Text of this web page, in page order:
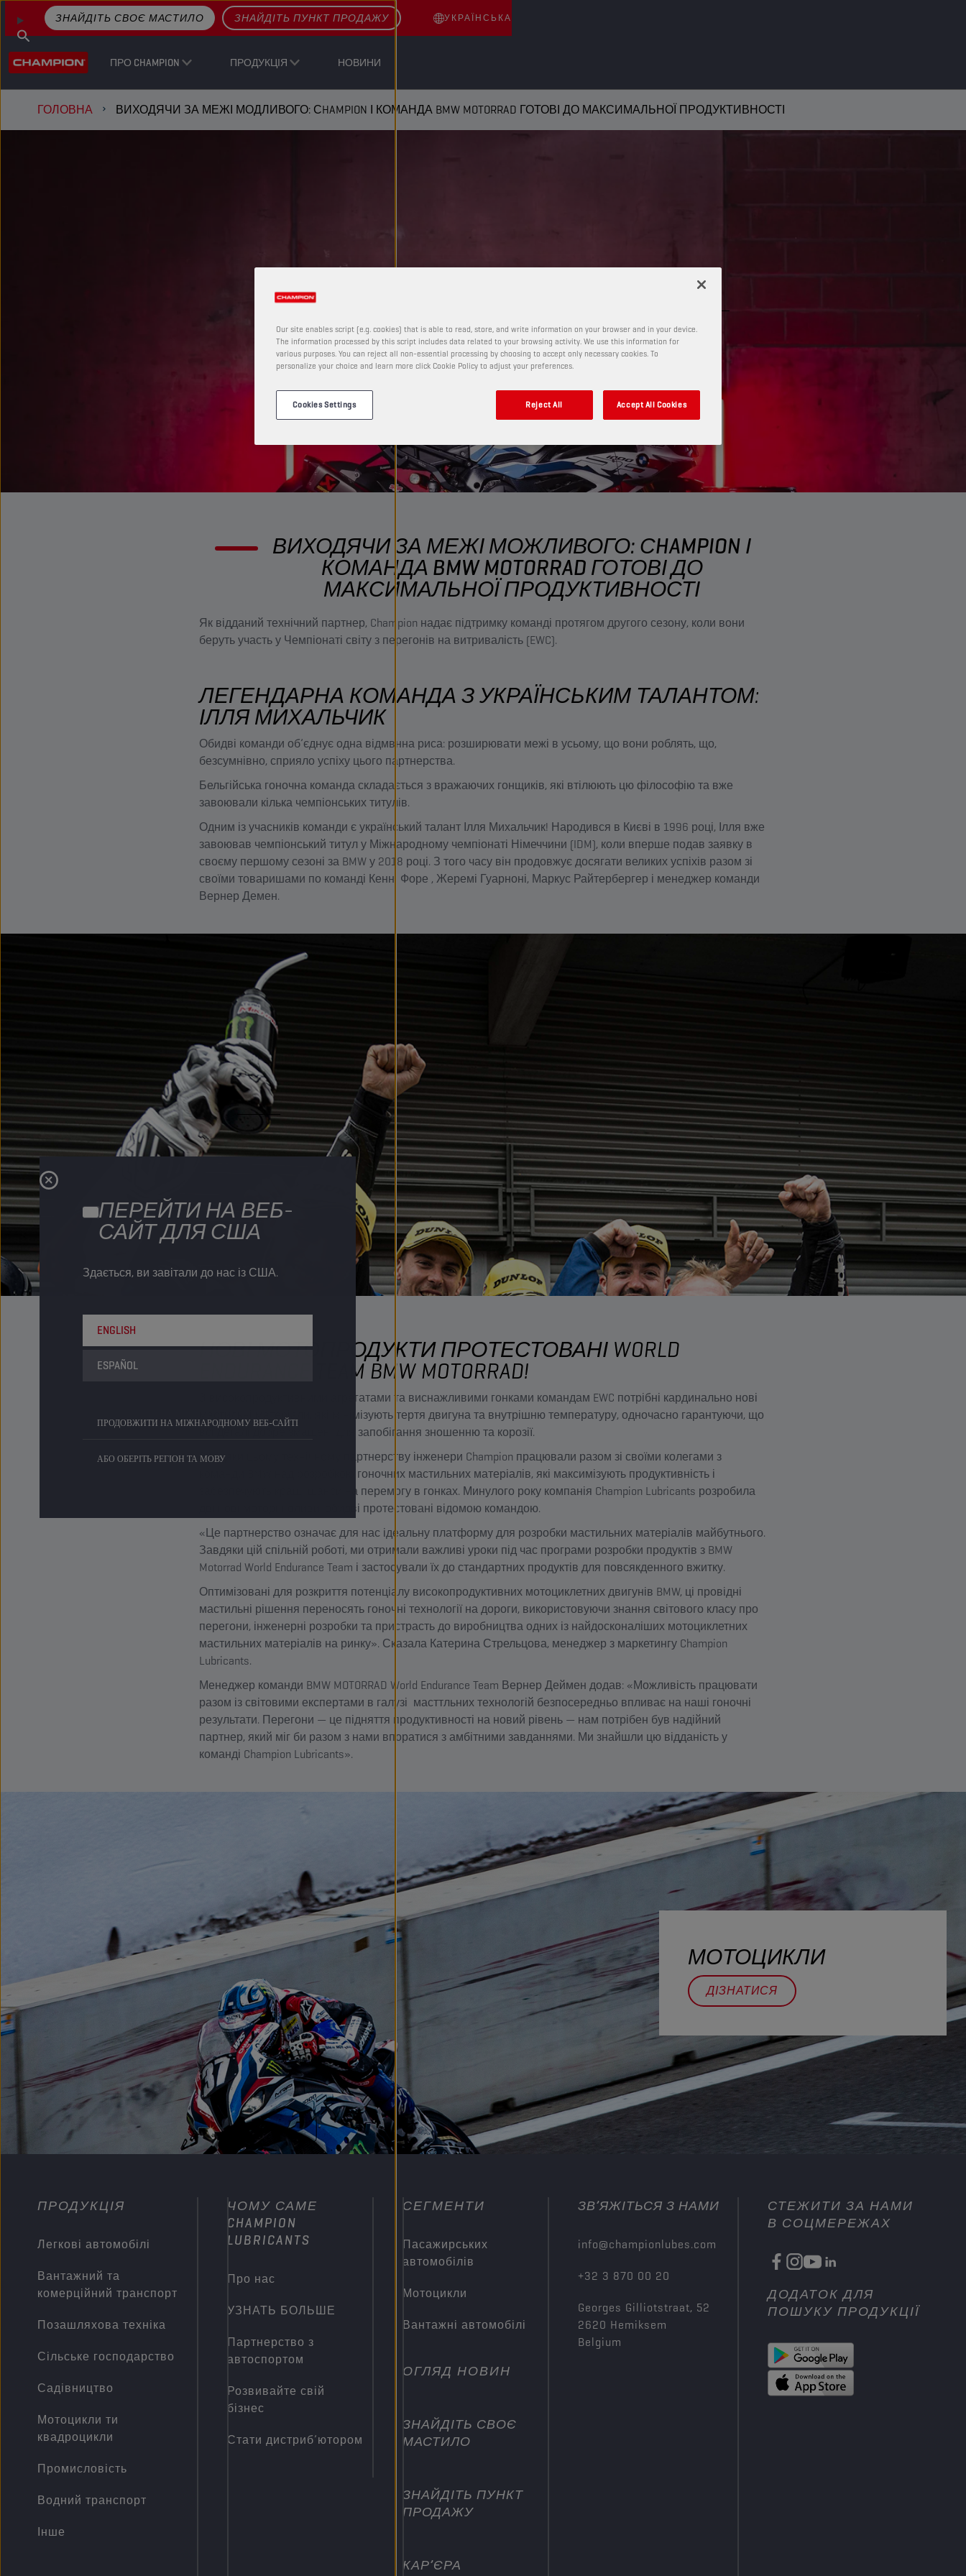
ПЕРЕЙТИ НА ВЕБ-
САЙТ ДЛЯ США
Здається, ви завітали до нас із США.
ENGLISH
ESPAÑOL
ПРОДОВЖИТИ НА МІЖНАРОДНОМУ ВЕБ-САЙТІ
АБО ОБЕРІТЬ РЕГІОН ТА МОВУ
ПРО CHAMPION ПРОДУКЦІЯ НОВИНИ
ЗНАЙДІТЬ СВОЄ МАСТИЛО ЗНАЙДІТЬ ПУНКТ ПРОДАЖУ УКРАЇНСЬКА
ГОЛОВНА ВИХОДЯЧИ ЗА МЕЖІ МОДЛИВОГО: СHAMPION І КОМАНДА BMW MOTORRAD ГОТОВІ ДО МАКСИМАЛЬНОЇ ПРОДУКТИВНОСТІ
ВИХОДЯЧИ ЗА МЕЖІ МОЖЛИВОГО: СHAMPION І
КОМАНДА BMW MOTORRAD ГОТОВІ ДО
МАКСИМАЛЬНОЇ ПРОДУКТИВНОСТІ
Як відданий технічний партнер, Champion надає підтримку команді протягом другого сезону, коли вони
беруть участь у Чемпіонаті світу з перегонів на витривалість (EWC).
ЛЕГЕНДАРНА КОМАНДА З УКРАЇНСЬКИМ ТАЛАНТОМ:
ІЛЛЯ МИХАЛЬЧИК
Обидві команди об’єднує одна відмвнна риса: розширювати межі в усьому, що вони роблять, що,
безсумнівно, сприяло успіху цього партнерства.
Бельгійська гоночна команда складається з вражаючих гонщиків, які втілюють цю філософію та вже
завоювали кілька чемпіонських титулів.
Одним із учасників команди є український талант Ілля Михальчик! Народився в Києві в 1996 році, Ілля вже
завоював чемпіонський титул у Міжнародному чемпіонаті Німеччини (IDM), коли вперше подав заявку в
своєму першому сезоні за BMW у 2018 році. З того часу він продовжує досягати великих успіхів разом зі
своїми товаришами по команді Кенні Форе , Жеремі Гуарноні, Маркус Райтербергер і менеджер команди
Вернер Демен.
НОВІ МОТОПРОДУКТИ ПРОТЕСТОВАНІ WORLD
ENDURANCE TEAM BMW MOTORRAD!
З високопродуктивними агрегатами та виснажливими гонками командам EWC потрібні кардинально нові
мастильні матеріали, які мінімізують тертя двигуна та внутрішню температуру, одночасно гарантуючи, що
всі деталі добре змащені для запобігання зношенню та корозії.
Завдяки цьому технічному партнерству інженери Champion працювали разом зі своїми колегами з
команди BMW над розробкою гоночних мастильних матеріалів, які максимізують продуктивність і
забезпечують кращі шанси на перемогу в гонках. Минулого року компанія Champion Lubricants розробила
дві нові моторні оливи, обидві протестовані відомою командою.
«Це партнерство означає для нас ідеальну платформу для розробки мастильних матеріалів майбутнього.
Завдяки цій спільній роботі, ми отримали важливі уроки під час програми розробки продуктів з BMW
Motorrad World Endurance Team і застосували їх до стандартних продуктів для повсякденного вжитку.
Оптимізовані для розкриття потенціалу високопродуктивних мотоциклетних двигунів BMW, ці провідні
мастильні рішення переносять гоночні технології на дороги, використовуючи знання світового класу про
перегони, інженерні розробки та пристрасть до виробництва одних із найдосконаліших мотоциклетних
мастильних матеріалів на ринку». Сказала Катерина Стрельцова, менеджер з маркетингу Champion
Lubricants.
Менеджер команди BMW MOTORRAD World Endurance Team Вернер Деймен додав: «Можливість працювати
разом із світовими експертами в галузі масттльних технологій безпосередньо впливає на наші гоночні
результати. Перегони — це підняття продуктивності на новий рівень — нам потрібен був надійний
партнер, який міг би разом з нами впоратися з амбітними завданнями. Ми знайшли цю відданість у
команді Champion Lubricants».
МОТОЦИКЛИ
ДІЗНАТИСЯ
ПРОДУКЦІЯ
Легкові автомобілі
Вантажний та
комерційний транспорт
Позашляхова техніка
Сільське господарство
Садівництво
Мотоцикли ти
квадроцикли
Промисловість
Водний транспорт
Інше
ЧОМУ САМЕ
CHAMPION
LUBRICANTS
Про нас
УЗНАТЬ БОЛЬШЕ
Партнерство з
автоспортом
Розвивайте свій
бізнес
Стати дистриб’ютором
СЕГМЕНТИ
Пасажирських
автомобілів
Мотоцикли
Вантажні автомобілі
ОГЛЯД НОВИН
ЗНАЙДІТЬ СВОЄ
МАСТИЛО
ЗНАЙДІТЬ ПУНКТ
ПРОДАЖУ
КАР’ЄРА
ЗВ’ЯЖІТЬСЯ З НАМИ
info@championlubes.com
+32 3 870 00 20
Georges Gilliotstraat, 52
2620 Hemiksem
Belgium
СТЕЖИТИ ЗА НАМИ
В СОЦМЕРЕЖАХ
ДОДАТОК ДЛЯ
ПОШУКУ ПРОДУКЦІЇ
Our site enables script (e.g. cookies) that is able to read, store, and write information on your browser and in your device.
The information processed by this script includes data related to your browsing activity. We use this information for
various purposes. You can reject all non-essential processing by choosing to accept only necessary cookies. To
personalize your choice and learn more click Cookie Policy to adjust your preferences.
Cookies Settings Reject All Accept All Cookies